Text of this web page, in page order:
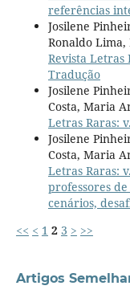
referências
Josilene
Ronaldo Lima,
Revista Letras
Tradução
Josilene
Costa, Maria
Letras Raras:
Josilene
Costa, Maria
Letras Raras:
professores
cenários,
<< < 1 2 3 > >>
Artigos